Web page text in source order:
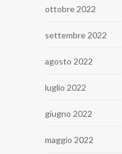
ottobre 2022
settembre 2022
agosto 2022
luglio 2022
giugno 2022
maggio 2022